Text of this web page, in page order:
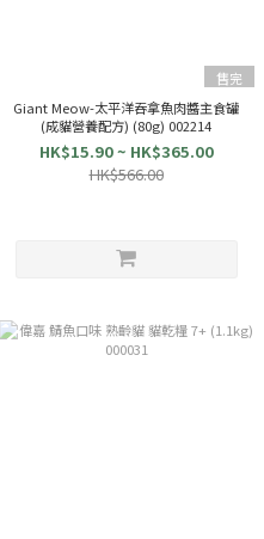
售完
Giant Meow-太平洋吞拿魚肉醬主食罐
(成貓營養配方) (80g) 002214
HK$15.90 ~ HK$365.00
HK$566.00